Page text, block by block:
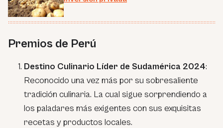
Premios de Perú
Destino Culinario Líder de Sudamérica 2024:
Reconocido una vez más por su sobresaliente
tradición culinaria. La cual sigue sorprendiendo a
los paladares más exigentes con sus exquisitas
recetas y productos locales.